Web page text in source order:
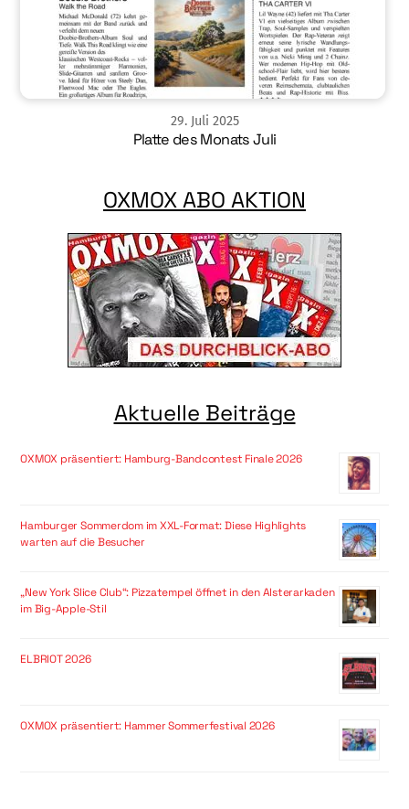
29. Juli 2025
Platte des Monats Juli
OXMOX ABO AKTION
Aktuelle Beiträge
OXMOX präsentiert: Hamburg-Bandcontest Finale 2026
Hamburger Sommerdom im XXL-Format: Diese Highlights
warten auf die Besucher
„New York Slice Club“: Pizzatempel öffnet in den Alsterarkaden
im Big-Apple-Stil
ELBRIOT 2026
OXMOX präsentiert: Hammer Sommerfestival 2026